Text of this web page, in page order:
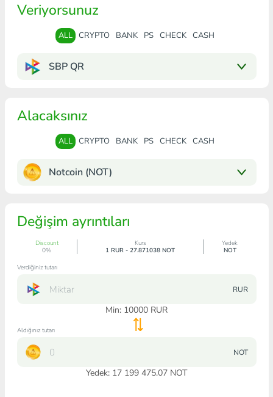
Veriyorsunuz
ALL CRYPTO BANK PS CHECK CASH
SBP QR
Alacaksınız
ALL CRYPTO BANK PS CHECK CASH
Notcoin (NOT)
Değişim ayrıntıları
Discount
0%
Kurs
1 RUR - 27.871038 NOT
Yedek
NOT
Verdiğiniz tutarı
RUR
Min: 10000 RUR
Aldığınız tutarı
NOT
Yedek: 17 199 475.07 NOT